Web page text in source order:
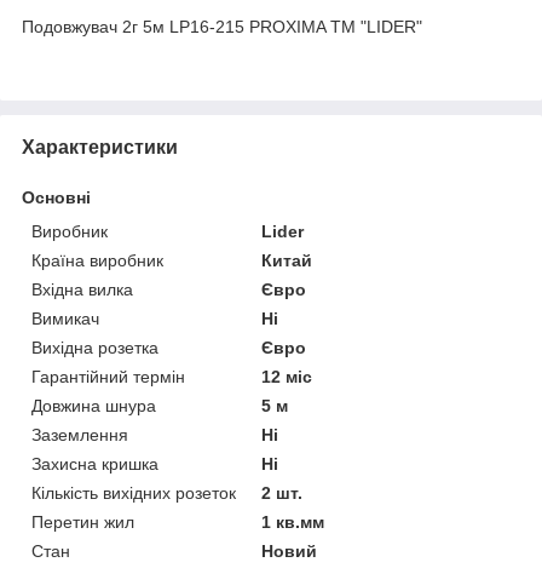
Подовжувач 2г 5м LP16-215 PROXIMA ТМ "LIDER"
Характеристики
Основні
Виробник
Lider
Країна виробник
Китай
Вхідна вилка
Євро
Вимикач
Ні
Вихідна розетка
Євро
Гарантійний термін
12 міс
Довжина шнура
5 м
Заземлення
Ні
Захисна кришка
Ні
Кількість вихідних розеток
2 шт.
Перетин жил
1 кв.мм
Стан
Новий